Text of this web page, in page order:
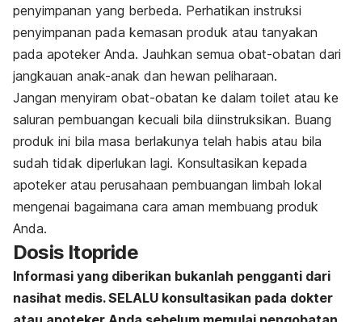
penyimpanan yang berbeda. Perhatikan instruksi
penyimpanan pada kemasan produk atau tanyakan
pada apoteker Anda. Jauhkan semua obat-obatan dari
jangkauan anak-anak dan hewan peliharaan.
Jangan menyiram obat-obatan ke dalam toilet atau ke
saluran pembuangan kecuali bila diinstruksikan. Buang
produk ini bila masa berlakunya telah habis atau bila
sudah tidak diperlukan lagi. Konsultasikan kepada
apoteker atau perusahaan pembuangan limbah lokal
mengenai bagaimana cara aman membuang produk
Anda.
Dosis Itopride
Informasi yang diberikan bukanlah pengganti dari
nasihat medis. SELALU konsultasikan pada dokter